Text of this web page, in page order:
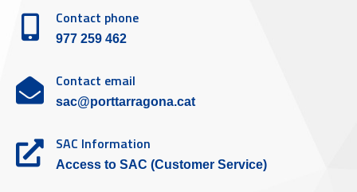
Contact phone
977 259 462
Contact email
sac@porttarragona.cat
SAC Information
Access to SAC (Customer Service)